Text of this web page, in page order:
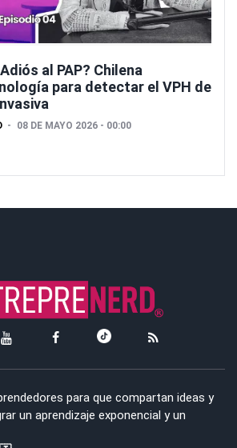
al PAP? Chilena
para detectar el VPH de
08 DE MAYO 2026 - 00:00
para que compartan ideas y
un aprendizaje exponencial y un